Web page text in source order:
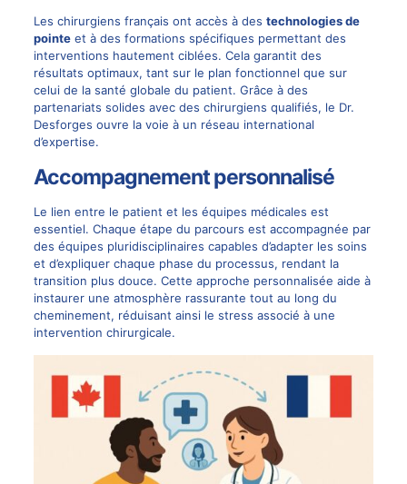
Les chirurgiens français ont accès à des technologies de
pointeet à des formations spécifiques permettant des
interventions hautement ciblées. Cela garantit des
résultats optimaux, tant sur le plan fonctionnel que sur
celui de la santé globale du patient. Grâce à des
partenariats solides avec des chirurgiens qualifiés, le Dr.
Desforges ouvre la voie à un réseau international
d’expertise.
Accompagnement personnalisé
Le lien entre le patient et les équipes médicales est
essentiel. Chaque étape du parcours est accompagnée par
des équipes pluridisciplinaires capables d’adapter les soins
et d’expliquer chaque phase du processus, rendant la
transition plus douce. Cette approche personnalisée aide à
instaurer une atmosphère rassurante tout au long du
cheminement, réduisant ainsi le stress associé à une
intervention chirurgicale.